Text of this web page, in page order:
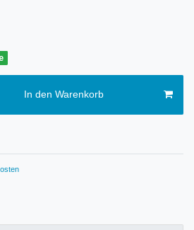
In den Warenkorb